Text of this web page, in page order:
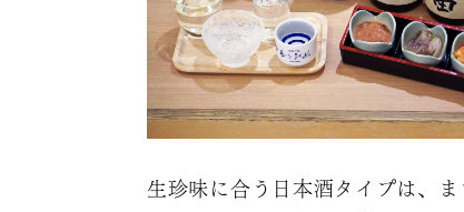
生珍味に合う日本酒タイプは、ま